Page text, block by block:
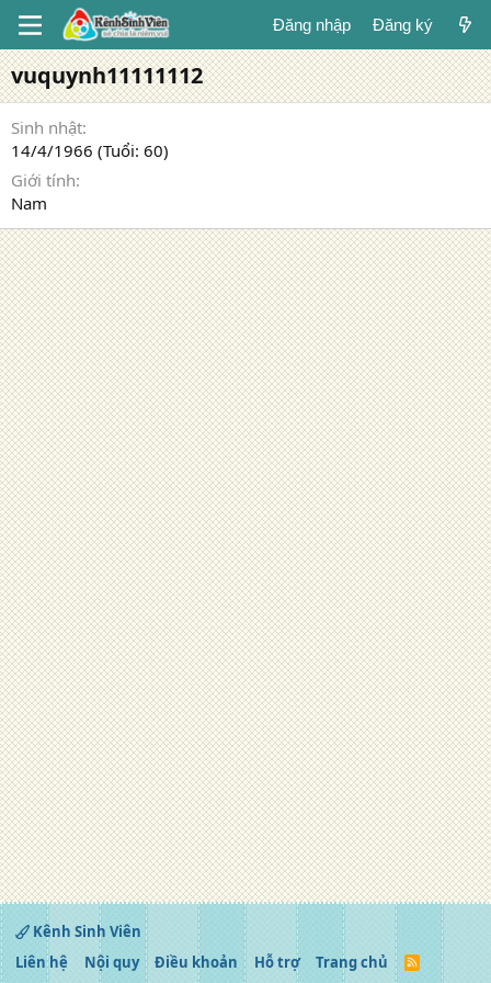
Đăng nhập Đăng ký
vuquynh11111112
Sinh nhật
14/4/1966 (Tuổi: 60)
Giới tính
Nam
Kênh Sinh Viên
Liên hệ
Nội quy Điều khoản Hỗ trợ Trang chủ
R